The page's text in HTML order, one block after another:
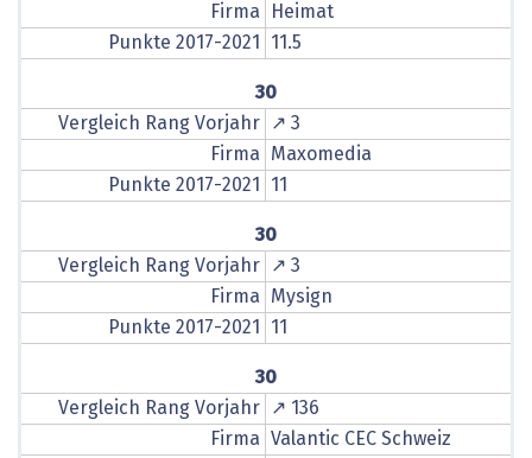
Firma
Heimat
Punkte 2017-2021
11.5
30
Vergleich Rang Vorjahr
↗ 3
Firma
Maxomedia
Punkte 2017-2021
11
30
Vergleich Rang Vorjahr
↗ 3
Firma
Mysign
Punkte 2017-2021
11
30
Vergleich Rang Vorjahr
↗ 136
Firma
Valantic CEC Schweiz